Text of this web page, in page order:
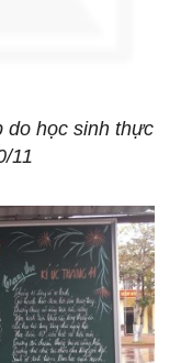
do học sinh thực
11